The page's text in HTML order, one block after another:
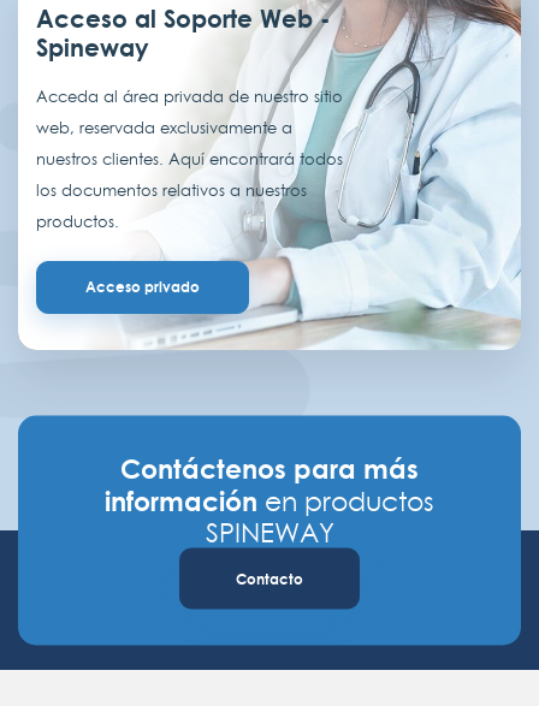
Acceso al Soporte Web -
Spineway
Acceda al área privada de nuestro sitio
web, reservada exclusivamente a
nuestros clientes. Aquí encontrará todos
los documentos relativos a nuestros
productos.
Acceso privado
Contáctenos para más
información en productos
SPINEWAY
Contacto